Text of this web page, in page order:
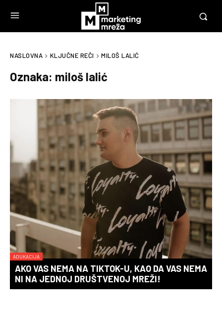
NASLOVNA KLJUČNE REČI MILOŠ LALIĆ
Oznaka: miloš lalić
ADUKACIJA
AKO VAS NEMA NA TIKTOK-U, KAO DA VAS NEMA
NI NA JEDNOJ DRUŠTVENOJ MREŽI!